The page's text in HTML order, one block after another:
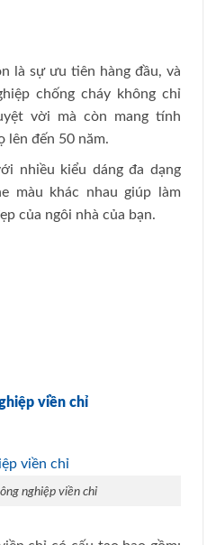
là sự ưu tiên hàng đầu, và
chống cháy không chỉ
vời mà còn mang tính
lên đến 50 năm.
nhiều kiểu dáng đa dạng
màu khác nhau giúp làm
của ngôi nhà của bạn.
viền chỉ
nghiệp viền chỉ